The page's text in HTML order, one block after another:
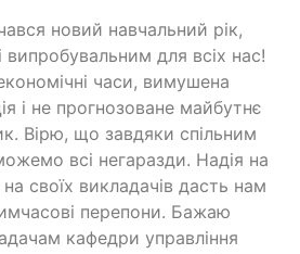
новий навчальний рік,
для всіх нас!
часи, вимушена
і не прогнозоване майбутнє
Вірю, що завдяки спільним
всі негаразди. Надія на
на своїх викладачів дасть нам
перепони. Бажаю
кафедри управління